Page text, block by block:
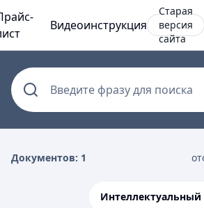
Видеоинструкция
Старая
версия
сайта
Введите фразу для поиска
Документов: 1
Интеллектуальный